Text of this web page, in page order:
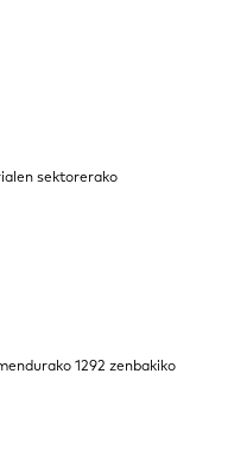
sektorerako
1292 zenbakiko